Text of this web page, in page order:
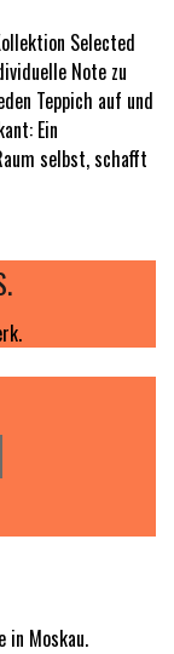
Selected
Note zu
Teppich auf und
Ein
selbst, schafft
in Moskau.